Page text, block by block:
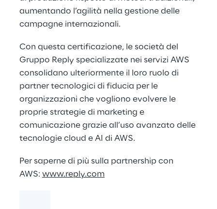
aumentando l’agilità nella gestione delle
campagne internazionali.
Con questa certificazione, le società del
Gruppo Reply specializzate nei servizi AWS
consolidano ulteriormente il loro ruolo di
partner tecnologici di fiducia per le
organizzazioni che vogliono evolvere le
proprie strategie di marketing e
comunicazione grazie all’uso avanzato delle
tecnologie cloud e AI di AWS.
Per saperne di più sulla partnership con
AWS: www.reply.com